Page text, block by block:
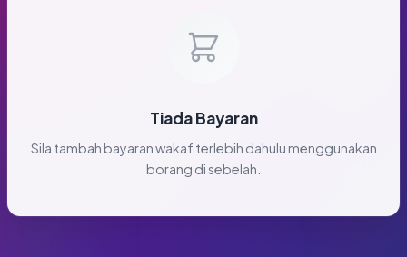
Tiada Bayaran
Sila tambah bayaran wakaf terlebih dahulu menggunakan
borang di sebelah.